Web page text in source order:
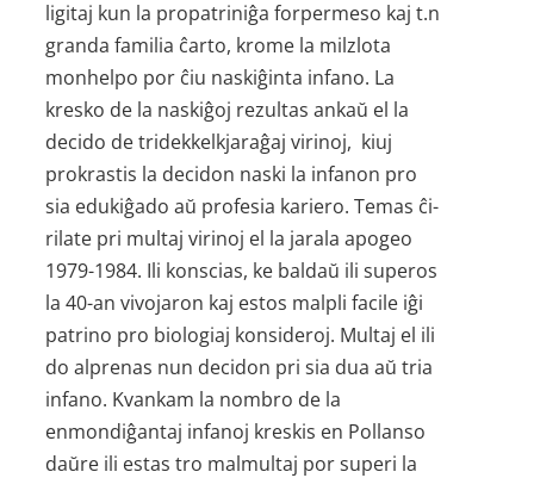
ligitaj kun la propatriniĝa forpermeso kaj t.n
granda familia ĉarto, krome la milzlota
monhelpo por ĉiu naskiĝinta infano. La
kresko de la naskiĝoj rezultas ankaŭ el la
decido de tridekkelkjaraĝaj virinoj, kiuj
prokrastis la decidon naski la infanon pro
sia edukiĝado aŭ profesia kariero. Temas ĉi-
rilate pri multaj virinoj el la jarala apogeo
1979-1984. Ili konscias, ke baldaŭ ili superos
la 40-an vivojaron kaj estos malpli facile iĝi
patrino pro biologiaj konsideroj. Multaj el ili
do alprenas nun decidon pri sia dua aŭ tria
infano. Kvankam la nombro de la
enmondiĝantaj infanoj kreskis en Pollanso
daŭre ili estas tro malmultaj por superi la